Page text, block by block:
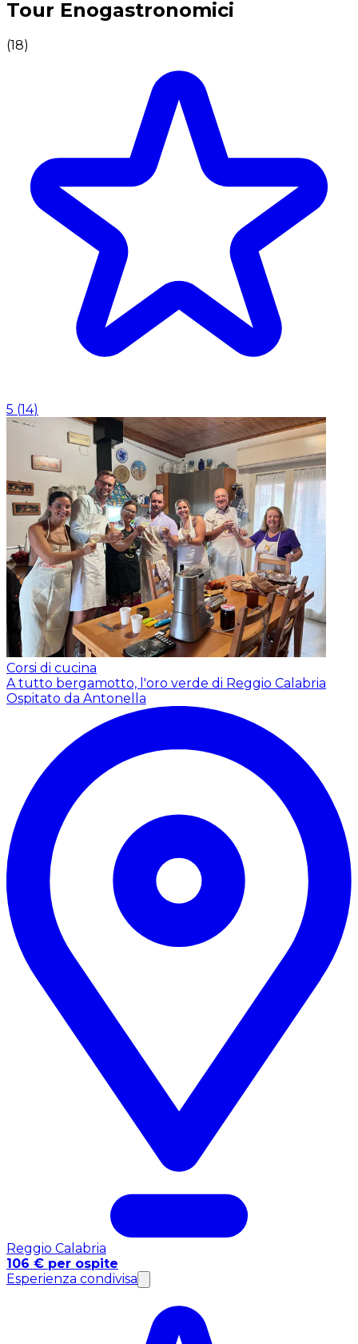
Tour Enogastronomici
(18)
5 (14)
Corsi di cucina
A tutto bergamotto, l'oro verde di Reggio Calabria
Ospitato da Antonella
Reggio Calabria
106 € per ospite
Esperienza condivisa